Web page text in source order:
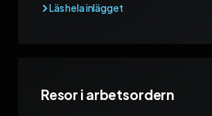
Resor i arbetsordern